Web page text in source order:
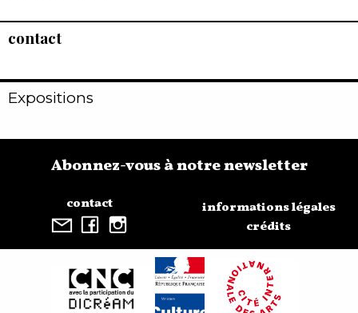
contact
Expositions
contact
Abonnez-vous à notre newsletter
informations légales
crédits